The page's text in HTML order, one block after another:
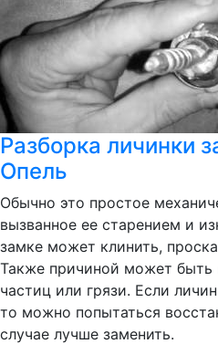
Разборка личинки
Опель
Обычно это простое
вызванное ее старением и
замке может клинить,
Также причиной может быть
частиц или грязи. Если
то можно попытаться
случае лучше заменить.